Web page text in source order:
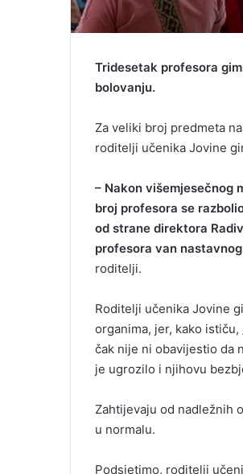
Tridesetak profesora
bolovanju.
Za veliki broj predmeta
roditelji učenika Jovine
– Nakon višemjesečnog
broj profesora se
od strane direktora
profesora van
roditelji.
Roditelji učenika Jovine
organima, jer, kako
čak nije ni obavijestio da
je ugrozilo i njihovu
Zahtijevaju od nadležnih
u normalu.
Podsjetimo, roditelji